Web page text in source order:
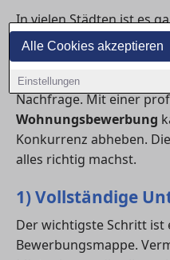
Alle Cookies akzeptieren
Einstellungen
In vielen Städten ist es
passendeWohnungzu
den Zuschlag zu
Main gehört häufig zu
Nachfrage. Mit einer
Wohnungsbewerbung
Konkurrenz abheben.
alles richtig machst.
1) Vollständige
Der wichtigste Schritt ist
Bewerbungsmappe.